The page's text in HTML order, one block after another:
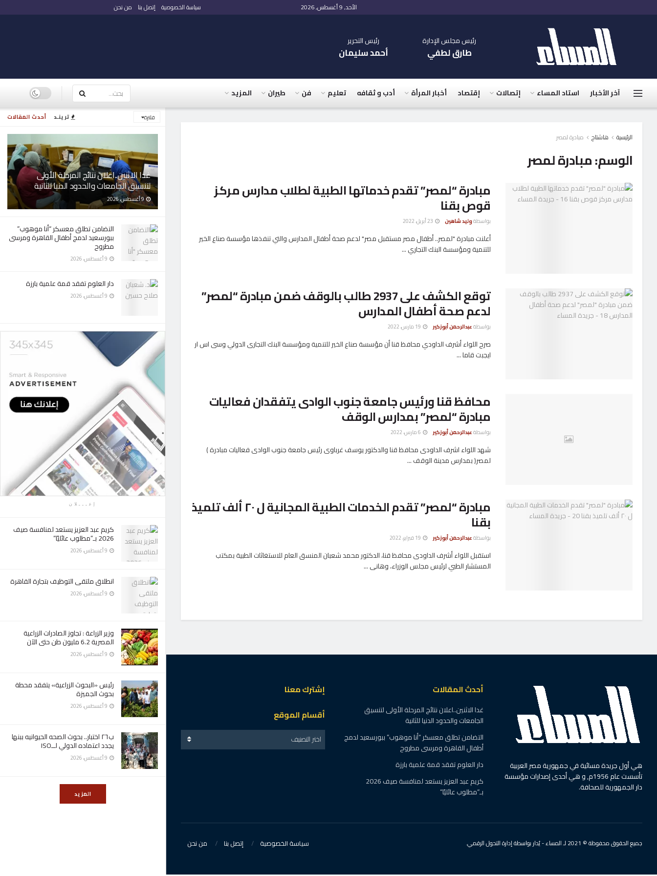
أحدث المقالات ترينـد فلترة
غدا الاثنين..اعلان نتائج المرحلة الأولى
لتنسيق الجامعات والحدود الدنيا للثانية
9 أغسطس، 2026
التضامن تطلق معسكر “أنا موهوب”
ببورسعيد لدمج أطفال القاهرة ومرسى
مطروح
دار العلوم تفقد قمة علمية بارزة
إعـــلان
كريم عبد العزيز يستعد لمنافسة صيف
2026 بـ”مطلوب عائليًا”
انطلاق ملتقى التوظيف بتجارة القاهرة
وزير الزراعة : تجاوز الصادرات الزراعية
المصرية 6.2 مليون طن حتى الآن
رئيس «البحوث الزراعية» يتفقد محطة
بحوث الجميزة
ب٢٦ اختبار.. بحوث الصحه الحيوانيه ببنها
يجدد اعتماده الدولي لــISO
المزيد
الأحد, 9 أغسطس, 2026 سياسة الخصوصية إتصل بنا من نحن
رئيس مجلس الإدارة
طارق لطفي
رئيس التحرير
أحمد سليمان
آخر الأخبار استاد المساء إتصالات إقتصاد أخبار المرأة أدب و ثقافه تعليم فن طيران المزيد
الرئيسية هاشتاج مبادرة لمصر
الوسم:مبادرة لمصر
مبادرة “لمصر” تقدم خدماتها الطبية لطلاب مدارس مركز
قوص بقنا
بواسطةوليد شاهين
أعلنت مبادرة "لمصر.. أطفال مصر مستقبل مصر" لدعم صحة أطفال المدارس والتي تنفذها مؤسسة صناع الخير
للتنمية ومؤسسة البنك التجاري ...
توقع الكشف على 2937 طالب بالوقف ضمن مبادرة “لمصر”
لدعم صحة أطفال المدارس
بواسطةعبدالرحمن أبوزكير
صرح اللواء أشرف الداودي محافظ قنا أن مؤسسة صناع الخير للتنمية ومؤسسة البنك التجارى الدولي وسى اس ار
ايجبت قاما ...
محافظ قنا ورئيس جامعة جنوب الوادى يتفقدان فعاليات
مبادرة “لمصر” بمدارس الوقف
بواسطةعبدالرحمن أبوزكير
شهد اللواء اشرف الداودى محافظ قنا والدكتور يوسف غرباوى رئيس جامعة جنوب الوادى فعاليات مبادرة )
لمصر( بمدارس مدينة الوقف ...
مبادرة “لمصر” تقدم الخدمات الطبية المجانية ل ٢٠ ألف تلميذ
بقنا
بواسطةعبدالرحمن أبوزكير
استقبل اللواء أشرف الداودى محافظ قنا، الدكتور محمد شعبان المنسق العام للاستغاثات الطبية بمكتب
المستشار الطبي لرئيس مجلس الوزراء، وهانى ...
هي أول جريدة مسائية في جمهورية مصر العربية
تأسست عام 1956م, و هي أحدى إصدارات مؤسسة
دار الجمهورية للصحافة.
أحدث المقالات
غدا الاثنين..اعلان نتائج المرحلة الأولى لتنسيق
الجامعات والحدود الدنيا للثانية
التضامن تطلق معسكر “أنا موهوب” ببورسعيد لدمج
أطفال القاهرة ومرسى مطروح
دار العلوم تفقد قمة علمية بارزة
كريم عبد العزيز يستعد لمنافسة صيف 2026
بـ”مطلوب عائليًا”
إشترك معنا
أقسام الموقع
اختر التصنيف
سياسة الخصوصية إتصل بنا من نحن جميع الحقوق محفوظة © 2021 لـ المساء - يُدار بواسطة إدارة التحول الرقمي.